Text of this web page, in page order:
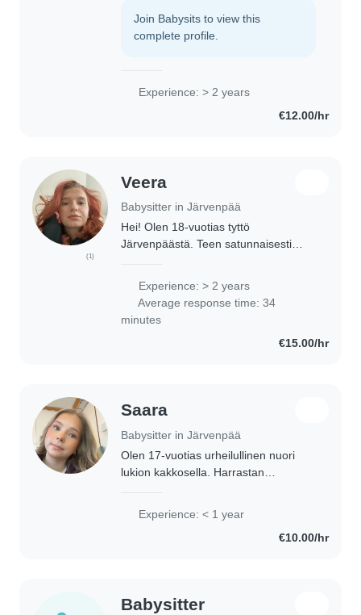
kaikenikäisten lasten hoitamisesta,
joten olen tottunut toimimaan
Join Babysits to view this
complete profile.
Experience: > 2 years
€12.00/hr
(1)
Veera
Babysitter in Järvenpää
Hei! Olen 18-vuotias tyttö
Järvenpäästä. Teen satunnaisesti
kokemusta. Rakastan leikkiä, piirtää
ja ulkoilla lasten kanssa..
Experience: > 2 years
Average response time: 34
minutes
€15.00/hr
Saara
Babysitter in Järvenpää
Olen 17-vuotias urheilullinen nuori
lukion kakkosella. Harrastan
joukkuevoimistelua ja
Experience: < 1 year
€10.00/hr
Babysitter